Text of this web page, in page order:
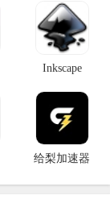
Inkscape
给梨加速器